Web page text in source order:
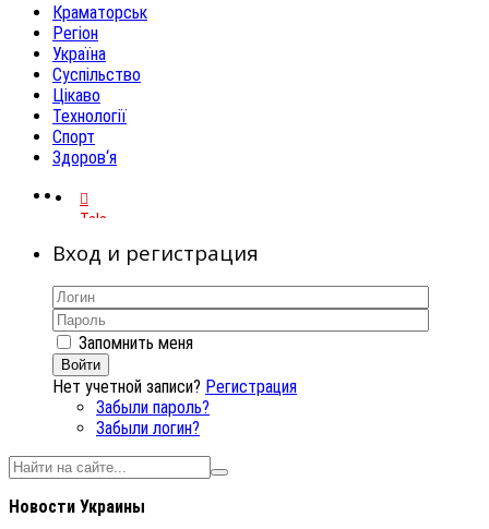
Краматорськ
Регіон
Україна
Суспільство
Цікаво
Технології
Спорт
Здоров‘я
Telegram
Вход и регистрация
Запомнить меня
Войти
Нет учетной записи? Регистрация
Забыли пароль?
Забыли логин?
Новости Украины